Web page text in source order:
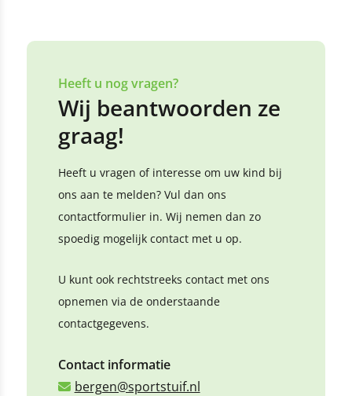
Heeft u nog vragen?
Wij beantwoorden ze
graag!
Heeft u vragen of interesse om uw kind bij
ons aan te melden? Vul dan ons
contactformulier in. Wij nemen dan zo
spoedig mogelijk contact met u op.
U kunt ook rechtstreeks contact met ons
opnemen via de onderstaande
contactgegevens.
Contact informatie
bergen@sportstuif.nl